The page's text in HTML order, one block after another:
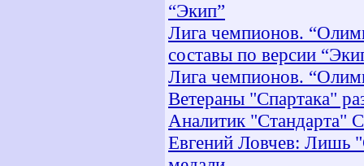
“Экип”
Лига чемпионов.
составы по версии
Лига чемпионов.
Ветераны "Спартака"
Аналитик "Стандарта"
Евгений Ловчев: Лишь